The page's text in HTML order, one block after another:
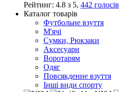
Рейтинг: 4.8 з 5, 442 голосів
Каталог товарів
Футбольне взуття
М'ячі
Сумки, Рюкзаки
Аксесуари
Воротарям
Одяг
Повсякденне взуття
Інші види спорту